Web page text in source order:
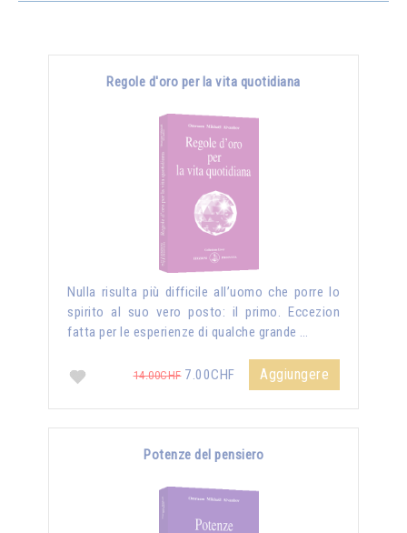
Regole d'oro per la vita quotidiana
Nulla risulta più difficile all’uomo che porre lo
spirito al suo vero posto: il primo. Eccezion
fatta per le esperienze di qualche grande …
14.00CHF7.00CHF Aggiungere
Potenze del pensiero